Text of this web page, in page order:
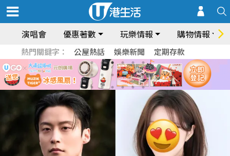
演唱會 優惠著數 玩樂情報 購物情報
熱門關鍵字： 公屋熱話 娛樂新聞 定期存款